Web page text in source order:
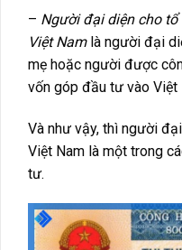
– Người đại diện cho
Việt Namlà người đại
mẹ hoặc người được
vốn góp đầu tư vào Việt
Và như vậy, thì người
Việt Nam là một trong
tư.